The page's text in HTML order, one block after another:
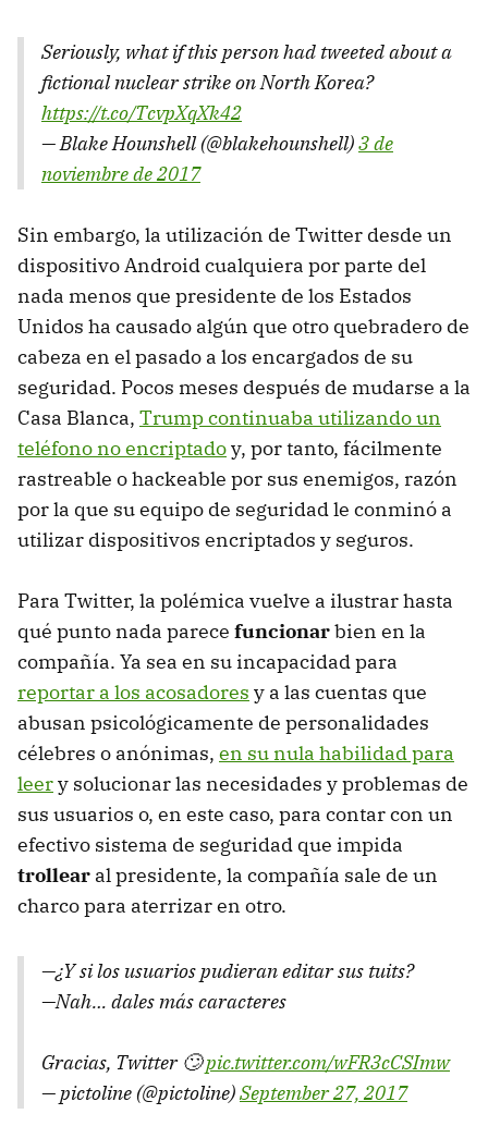
Seriously, what if this person had tweeted about a
fictional nuclear strike on North Korea?
https://t.co/TcvpXqXk42
— Blake Hounshell (@blakehounshell)3 de
noviembre de 2017
Sin embargo, la utilización de Twitter desde un
dispositivo Android cualquiera por parte del
nada menos que presidente de los Estados
Unidos ha causado algún que otro quebradero de
cabeza en el pasado a los encargados de su
seguridad. Pocos meses después de mudarse a la
Casa Blanca, Trump continuaba utilizando un
teléfono no encriptadoy, por tanto, fácilmente
rastreable o hackeable por sus enemigos, razón
por la que su equipo de seguridad le conminó a
utilizar dispositivos encriptados y seguros.
Para Twitter, la polémica vuelve a ilustrar hasta
qué punto nada parece funcionarbien en la
compañía. Ya sea en su incapacidad para
reportar a los acosadores y a las cuentas que
abusan psicológicamente de personalidades
célebres o anónimas, en su nula habilidad para
leery solucionar las necesidades y problemas de
sus usuarios o, en este caso, para contar con un
efectivo sistema de seguridad que impida
trollear al presidente, la compañía sale de un
charco para aterrizar en otro.
—¿Y si los usuarios pudieran editar sus tuits?
—Nah… dales más caracteres
Gracias, Twitter 🙄pic.twitter.com/wFR3cCSImw
— pictoline (@pictoline)September 27, 2017